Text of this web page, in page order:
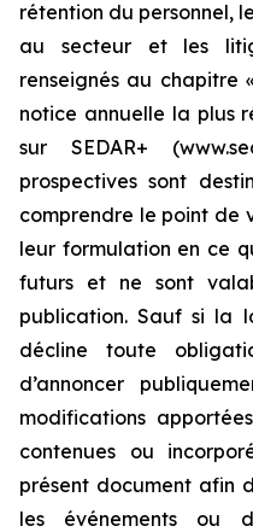
rétention du personnel,
au secteur et les
renseignés au chapitre
notice annuelle la plus
sur SEDAR+
prospectives sont
comprendre le point de
leur formulation en ce
futurs et ne sont
publication. Sauf si la
décline toute
d’annoncer
modifications
contenues ou
présent document afin
les événements ou